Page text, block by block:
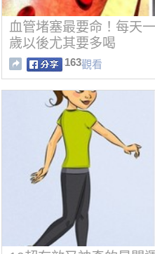
血管堵塞最要命！每天
歲以後尤其要多喝
163觀看